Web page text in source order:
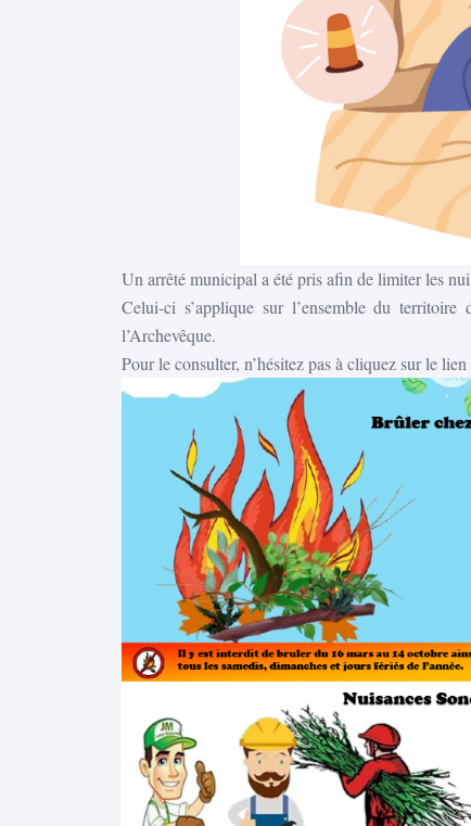
Un arrêté municipal a été pris afin de limiter les
Celui-ci s’applique sur l’ensemble du
l’Archevêque.
Pour le consulter, n’hésitez pas à cliquez sur le